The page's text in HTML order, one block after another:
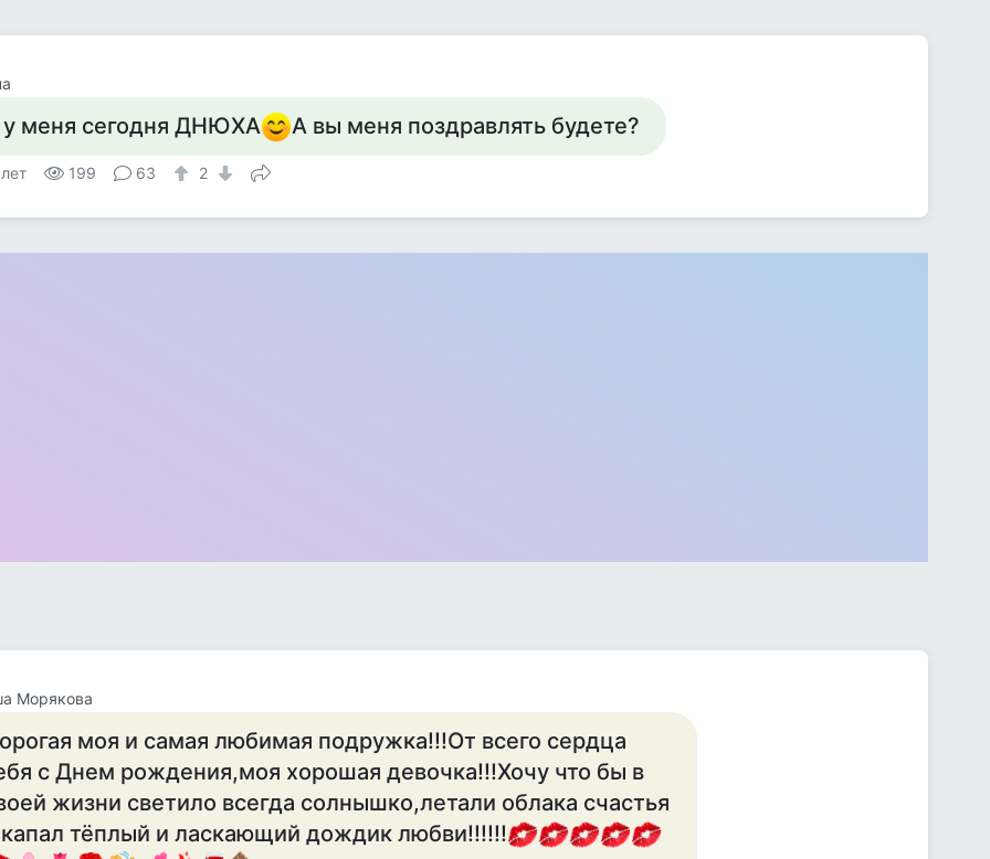
меня сегодня ДНЮХА А вы меня поздравлять будете?
199 63 2
Морякова
моя и самая любимая подружка!!!От всего сердца
с Днем рождения,моя хорошая девочка!!!Хочу что бы в
жизни светило всегда солнышко,летали облака счастья
тёплый и ласкающий дождик любви!!!!!!